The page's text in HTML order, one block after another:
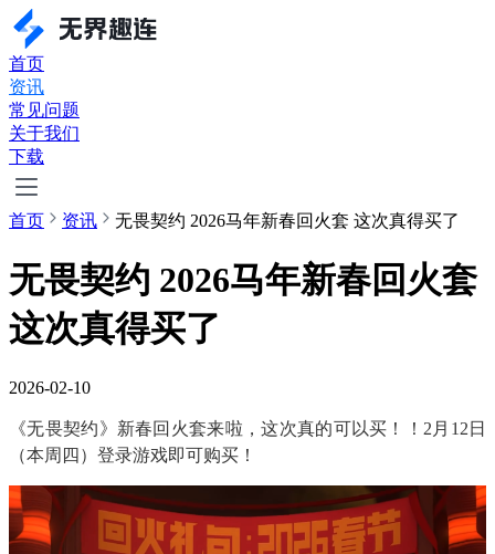
首页
资讯
常见问题
关于我们
下载
首页 资讯 无畏契约 2026马年新春回火套 这次真得买了
无畏契约 2026马年新春回火套
这次真得买了
2026-02-10
《无畏契约》新春回火套来啦，这次真的可以买！！2月12日
（本周四）登录游戏即可购买！